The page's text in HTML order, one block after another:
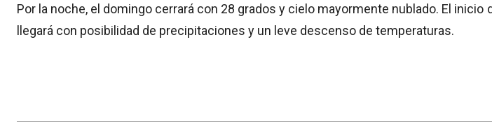
Por la noche, el domingo cerrará con 28 grados y cielo mayormente nublado. El inicio
llegará con posibilidad de precipitaciones y un leve descenso de temperaturas.